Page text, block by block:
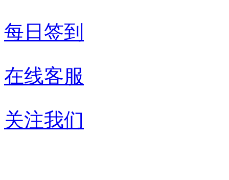
每日签到
在线客服
关注我们